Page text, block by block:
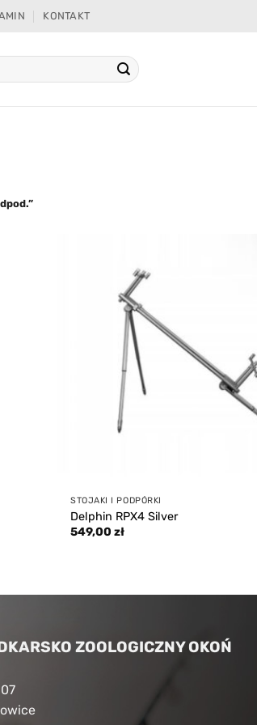
KONTAKT
STOJAKI I PODPÓRKI
Delphin RPX4 Silver
549,00zł
ZOOLOGICZNY OKOŃ